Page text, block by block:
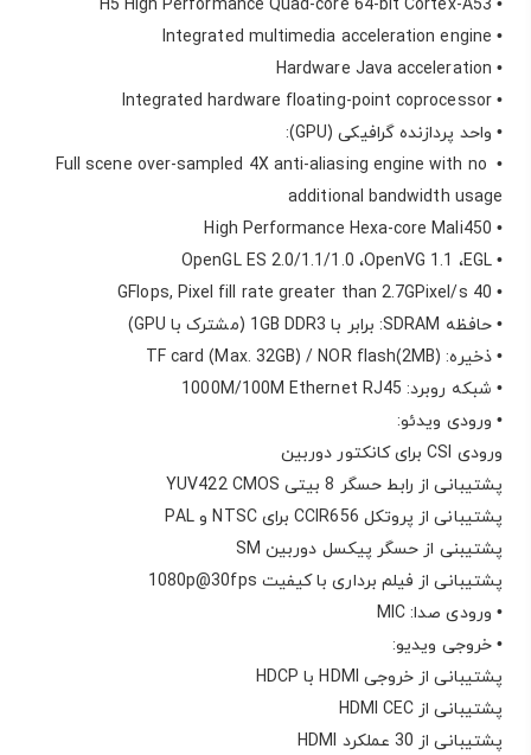
• H5 High Performance Quad-core 64-bit Cortex-A53
• Integrated multimedia acceleration engine
• Hardware Java acceleration
• Integrated hardware floating-point coprocessor
• واحد پردازنده گرافیکی (GPU):
• Full scene over-sampled 4X anti-aliasing engine with no
additional bandwidth usage
• High Performance Hexa-core Mali450
• OpenGL ES 2.0/1.1/1.0 ،OpenVG 1.1 ،EGL
• 40 GFlops, Pixel fill rate greater than 2.7GPixel/s
• حافظه SDRAM: برابر با 1GB DDR3 (مشترک با GPU)
• ذخیره: TF card (Max. 32GB) / NOR flash(2MB)
• شبکه روبرد: 1000M/100M Ethernet RJ45
• ورودی ویدئو:
ورودی CSI برای کانکتور دوربین
پشتیبانی از رابط حسگر 8 بیتی YUV422 CMOS
پشتیبانی از پروتکل CCIR656 برای NTSC و PAL
پشتیبنی از حسگر پیکسل دوربین SM
پشتیبانی از فیلم برداری با کیفیت 1080p@30fps
• ورودی صدا: MIC
• خروجی ویدیو:
پشتیبانی از خروجی HDMI با HDCP
پشتیبانی از HDMI CEC
پشتیبانی از 30 عملکرد HDMI